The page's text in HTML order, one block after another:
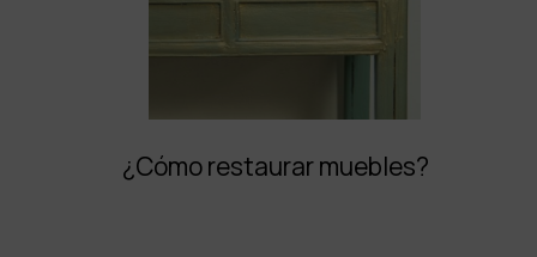
¿Cómo restaurar muebles?